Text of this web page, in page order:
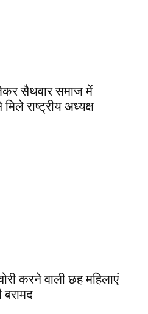
सैथवार समाज में
राष्ट्रीय अध्यक्ष
करने वाली छह महिलाएं